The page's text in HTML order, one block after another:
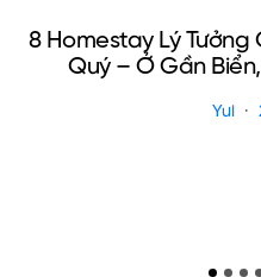
8 Homestay Lý
Quý – Ở Gần
Yui